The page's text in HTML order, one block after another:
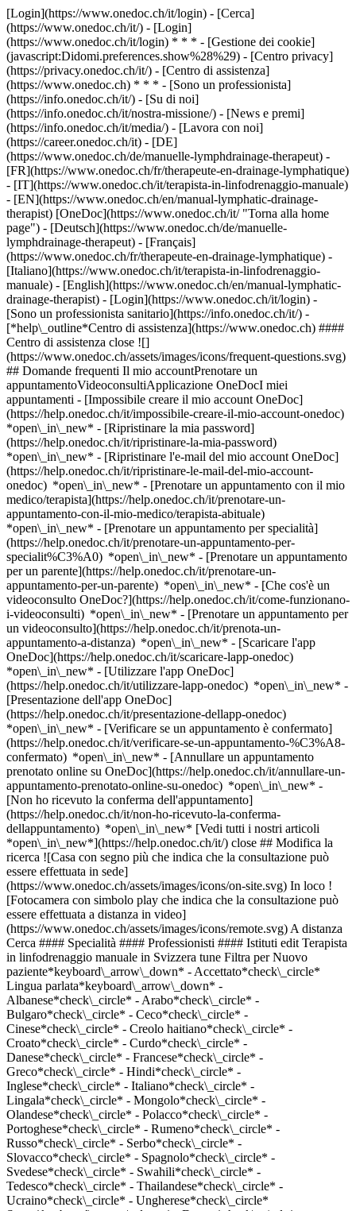
[Login](https://www.onedoc.ch/it/login) - [Cerca]
(https://www.onedoc.ch/it/) - [Login]
(https://www.onedoc.ch/it/login) * * * - [Gestione dei cookie]
(javascript:Didomi.preferences.show%28%29) - [Centro privacy]
(https://privacy.onedoc.ch/it/) - [Centro di assistenza]
(https://www.onedoc.ch) * * * - [Sono un professionista]
(https://info.onedoc.ch/it/) - [Su di noi]
(https://info.onedoc.ch/it/nostra-missione/) - [News e premi]
(https://info.onedoc.ch/it/media/) - [Lavora con noi]
(https://career.onedoc.ch/it) - [DE]
(https://www.onedoc.ch/de/manuelle-lymphdrainage-therapeut) -
[FR](https://www.onedoc.ch/fr/therapeute-en-drainage-lymphatique)
- [IT](https://www.onedoc.ch/it/terapista-in-linfodrenaggio-manuale)
- [EN](https://www.onedoc.ch/en/manual-lymphatic-drainage-
therapist) [OneDoc](https://www.onedoc.ch/it/ "Torna alla home
page") - [Deutsch](https://www.onedoc.ch/de/manuelle-
lymphdrainage-therapeut) - [Français]
(https://www.onedoc.ch/fr/therapeute-en-drainage-lymphatique) -
[Italiano](https://www.onedoc.ch/it/terapista-in-linfodrenaggio-
manuale) - [English](https://www.onedoc.ch/en/manual-lymphatic-
drainage-therapist) - [Login](https://www.onedoc.ch/it/login) -
[Sono un professionista sanitario](https://info.onedoc.ch/it/) -
[*help\_outline*Centro di assistenza](https://www.onedoc.ch) ####
Centro di assistenza close ![]
(https://www.onedoc.ch/assets/images/icons/frequent-questions.svg)
## Domande frequenti Il mio accountPrenotare un
appuntamentoVideoconsultiApplicazione OneDocI miei
appuntamenti - [Impossibile creare il mio account OneDoc]
(https://help.onedoc.ch/it/impossibile-creare-il-mio-account-onedoc)
*open\_in\_new* - [Ripristinare la mia password]
(https://help.onedoc.ch/it/ripristinare-la-mia-password)
*open\_in\_new* - [Ripristinare l'e-mail del mio account OneDoc]
(https://help.onedoc.ch/it/ripristinare-le-mail-del-mio-account-
onedoc) *open\_in\_new* - [Prenotare un appuntamento con il mio
medico/terapista](https://help.onedoc.ch/it/prenotare-un-
appuntamento-con-il-mio-medico/terapista-abituale)
*open\_in\_new* - [Prenotare un appuntamento per specialità]
(https://help.onedoc.ch/it/prenotare-un-appuntamento-per-
specialit%C3%A0) *open\_in\_new* - [Prenotare un appuntamento
per un parente](https://help.onedoc.ch/it/prenotare-un-
appuntamento-per-un-parente) *open\_in\_new* - [Che cos'è un
videoconsulto OneDoc?](https://help.onedoc.ch/it/come-funzionano-
i-videoconsulti) *open\_in\_new* - [Prenotare un appuntamento per
un videoconsulto](https://help.onedoc.ch/it/prenota-un-
appuntamento-a-distanza) *open\_in\_new* - [Scaricare l'app
OneDoc](https://help.onedoc.ch/it/scaricare-lapp-onedoc)
*open\_in\_new* - [Utilizzare l'app OneDoc]
(https://help.onedoc.ch/it/utilizzare-lapp-onedoc) *open\_in\_new* -
[Presentazione dell'app OneDoc]
(https://help.onedoc.ch/it/presentazione-dellapp-onedoc)
*open\_in\_new* - [Verificare se un appuntamento è confermato](https://help.onedoc.ch/it/verificare-se-un-appuntamento-%C3%A8-confermato) *open\_in\_new* - [Annullare un appuntamento prenotato online su OneDoc](https://help.onedoc.ch/it/annullare-un-appuntamento-prenotato-online-su-onedoc) *open\_in\_new* - [Non ho ricevuto la conferma dell'appuntamento](https://help.onedoc.ch/it/non-ho-ricevuto-la-conferma-dellappuntamento) *open\_in\_new* [Vedi tutti i nostri articoli *open\_in\_new*](https://help.onedoc.ch/it/) close ## Modifica la ricerca ![Casa con segno più che indica che la consultazione può essere effettuata in sede](https://www.onedoc.ch/assets/images/icons/on-site.svg) In loco ![Fotocamera con simbolo play che indica che la consultazione può essere effettuata a distanza in video](https://www.onedoc.ch/assets/images/icons/remote.svg) A distanza Cerca #### Specialità #### Professionisti #### Istituti edit Terapista in linfodrenaggio manuale in Svizzera tune Filtra per Nuovo paziente*keyboard\_arrow\_down* - Accettato*check\_circle* Lingua parlata*keyboard\_arrow\_down* - Albanese*check\_circle* - Arabo*check\_circle* - Bulgaro*check\_circle* - Ceco*check\_circle* - Cinese*check\_circle* - Creolo haitiano*check\_circle* - Croato*check\_circle* - Curdo*check\_circle* - Danese*check\_circle* - Francese*check\_circle* - Greco*check\_circle* - Hindi*check\_circle* - Inglese*check\_circle* - Italiano*check\_circle* - Lingala*check\_circle* - Mongolo*check\_circle* - Olandese*check\_circle* - Polacco*check\_circle* - Portoghese*check\_circle* - Rumeno*check\_circle* - Russo*check\_circle* - Serbo*check\_circle* - Slovacco*check\_circle* - Spagnolo*check\_circle* - Svedese*check\_circle* - Swahili*check\_circle* - Tedesco*check\_circle* - Thailandese*check\_circle* - Ucraino*check\_circle* - Ungherese*check\_circle* Sesso*keyboard\_arrow\_down* - Donna*check\_circle* - Uomo*check\_circle* Rete*keyboard\_arrow\_down* - ASCA*check\_circle* - RME*check\_circle* - Sanacare*check\_circle* - NVS*check\_circle* - Medbase*check\_circle* - APTN*check\_circle* Disponibilità*keyboard\_arrow\_down* - Disponibile oggi*check\_circle* - Entro i prossimi 3 giorni*check\_circle* - Entro i prossimi 7 giorni*check\_circle* - Entro i prossimi 14 giorni*check\_circle* # __Terapista in linfodrenaggio manuale__ in __Svizzera__: prenota il tuo appuntamento online oggi [![Sig. Costel Nechifor, massaggiatore classico a Bussigny](https://assets.onedoc.ch/images/users/a2af41a571fb42ab8a7f9abd51a6dbb9104ed11f90ff1553689a67e24139c8a0-small.png "Sig. Costel Nechifor, massaggiatore classico a Bussigny")](https://www.onedoc.ch/it/massaggiatore-classico/bussigny/pcsqi/costel-nechifor) ### [Sig. Costel Nechifor](https://www.onedoc.ch/it/massaggiatore-classico/bussigny/pcsqi/costel-nechifor) ![Badge che indica un profilo verificato](https://www.onedoc.ch/assets/images/icons/checkmark.svg) [Massaggiatore classico](https://www.onedoc.ch/it/massaggiatore-classico/bussigny), [Terapista in linfodrenaggio manuale](https://www.onedoc.ch/it/terapista-in-linfodrenaggio-manuale/bussigny) Cabinet de M. Costel Nechifor Rue de Lausanne 12 1030 Bussigny ![Sig. Costel Nechifor è affiliato alla rete ASCA](https://assets.onedoc.ch/images/networks/logos/496d325fd4282f2f0a46197dd629fd16fcd2d324839e441a2a65aaa74df08a15-small.png)![Sig. Costel Nechifor è affiliato alla rete RME](https://assets.onedoc.ch/images/networks/logos/a202aabd14cdddb5ff03205af2481fb805645ff903773c55a6c572d22f23762e-small.png) ![Icona paziente con segno più che indica che il professionista accetta nuovi pazienti](https://www.onedoc.ch/assets/images/icons/new-patients.svg)Accetta nuovi pazienti [Prenota un appuntamento](https://www.onedoc.ch/it/massaggiatore-classico/bussigny/pcsqi/costel-nechifor) *chevron\_left* mar 04 ago *chevron\_right* Vedi più appuntamenti *error\_outline* Si è verificato un errore durante il caricamento della disponibilità [Riprova](https://www.onedoc.ch) [![Sig.ra Natalia Goumaz, massaggiatrice classica a Ollon](https://assets.onedoc.ch/images/users/5968d06e71802bb10a7486fea4382b70607bd553b415f91b56f10be1eaa68eea-small.jpg "Sig.ra Natalia Goumaz, massaggiatrice classica a Ollon")](https://www.onedoc.ch/it/massaggiatrice-classica/ollon/pctu9/natalia-goumaz) ### [Sig.ra Natalia Goumaz](https://www.onedoc.ch/it/massaggiatrice-classica/ollon/pctu9/natalia-goumaz) ![Badge che indica un profilo verificato](https://www.onedoc.ch/assets/images/icons/checkmark.svg) [Massaggiatrice classica](https://www.onedoc.ch/it/massaggiatore-classico/ollon?state=VD), [Terapista in linfodrenaggio manuale](https://www.onedoc.ch/it/terapista-in-linfodrenaggio-manuale/ollon?state=VD) Escale Massage Bien-Être Rue Demesse 9 1867 Ollon VD ![Sig.ra Natalia Goumaz è affiliata alla rete ASCA](https://assets.onedoc.ch/images/networks/logos/496d325fd4282f2f0a46197dd629fd16fcd2d324839e441a2a65aaa74df08a15-small.png) ![Icona paziente con segno più che indica che il professionista accetta nuovi pazienti](https://www.onedoc.ch/assets/images/icons/new-patients.svg)Accetta nuovi pazienti [Prenota un appuntamento](https://www.onedoc.ch/it/massaggiatrice-classica/ollon/pctu9/natalia-goumaz) *chevron\_left* mar 04 ago *chevron\_right* Vedi più appuntamenti *error\_outline* Si è verificato un errore durante il caricamento della disponibilità [Riprova](https://www.onedoc.ch) [![Sig. Christian Tropsch, fisioterapista a Zurigo](https://assets.onedoc.ch/images/users/137de49c80c52b9344f282856ef7f85f608b38f805862e1c4b86c4c099feb5fc-small.png "Sig. Christian Tropsch, fisioterapista a Zurigo")](https://www.onedoc.ch/it/fisioterapista/zurigo/pc2oh/christian-tropsch) ### [Sig. Christian Tropsch](https://www.onedoc.ch/it/fisioterapista/zurigo/pc2oh/christian-tropsch) ![Badge che indica un profilo verificato](https://www.onedoc.ch/assets/images/icons/checkmark.svg) [Fisioterapista](https://www.onedoc.ch/it/fisioterapista/zurigo), [Terapista in linfodrenaggio manuale](https://www.onedoc.ch/it/terapista-in-linfodrenaggio-manuale/zurigo) [Domizilbehandlungen Physiotherapie Lipa / Die ersten drei Behandlungen sind gratis](https://www.onedoc.ch/it/studio-fisioterapico/zurigo/ebes3/domizilbehandlungen-physiotherapie-lipa-die-ersten-drei-behandlungen-sind-gratis) Domizilbehandlungen 8000 Zurigo ![Icona paziente con segno più che indica che il professionista accetta nuovi pazienti](https://www.onedoc.ch/assets/images/icons/new-patients.svg)Accetta nuovi pazienti [Prenota un appuntamento](https://www.onedoc.ch/it/fisioterapista/zurigo/pc2oh/christian-tropsch) Competenze:[Fisioterapia per le malattie neurologiche](https://www.onedoc.ch/it/fisioterapia-per-le-malattie-neurologiche/zurigo), [Terapia manuale](https://www.onedoc.ch/it/terapia-manuale/zurigo), [Fisioterapia uro-ginecologica](https://www.onedoc.ch/it/fisioterapia-uro-ginecologica/zurigo), [Fisioterapia durante la gravidanza](https://www.onedoc.ch/it/fisioterapia-durante-la-gravidanza/zurigo)Vedi di più *chevron\_left* mar 04 ago *chevron\_right* Vedi più appuntamenti *error\_outline* Si è verificato un errore durante il caricamento della disponibilità [Riprova](https://www.onedoc.ch) Competenze:[Fisioterapia per le malattie neurologiche](https://www.onedoc.ch/it/fisioterapia-per-le-malattie-neurologiche/zurigo), [Terapia manuale](https://www.onedoc.ch/it/terapia-manuale/zurigo), [Fisioterapia uro-ginecologica](https://www.onedoc.ch/it/fisioterapia-uro-ginecologica/zurigo), [Fisioterapia durante la gravidanza](https://www.onedoc.ch/it/fisioterapia-durante-la-gravidanza/zurigo)Vedi di più [![Sig. Matthieu Stüssi, fisioterapista a Vevey](https://assets.onedoc.ch/images/users/2f43784e79554daa588c479cc0470dfcd5f2c9e318f08885c7b7d670ee252755-small.jpg "Sig. Matthieu Stüssi, fisioterapista a Vevey")](https://www.onedoc.ch/it/fisioterapista/vevey/pc4u0/matthieu-stussi) ### [Sig. Matthieu Stüssi](https://www.onedoc.ch/it/fisioterapista/vevey/pc4u0/matthieu-stussi) ![Badge che indica un profilo verificato](https://www.onedoc.ch/assets/images/icons/checkmark.svg) [Fisioterapista](https://www.onedoc.ch/it/fisioterapista/vevey), [Terapista in linfodrenaggio manuale](https://www.onedoc.ch/it/terapista-in-linfodrenaggio-manuale/vevey) Physiothérapie à domicile - Adaptiv Physio Physiothérapie à domicile 1800 Vevey ![Icona paziente con segno più che indica che il professionista accetta nuovi pazienti](https://www.onedoc.ch/assets/images/icons/new-patients.svg)Accetta nuovi pazienti [Prenota un appuntamento](https://www.onedoc.ch/it/fisioterapista/vevey/pc4u0/matthieu-stussi) Competenze:[Fisioterapia a domicilio](https://www.onedoc.ch/it/fisioterapia-a-domicilio/vevey), [Riabilitazione muscolo-scheletrica](https://www.onedoc.ch/it/riabilitazione-muscolo-scheletrica/vevey), [Fisioterapia respiratoria](https://www.onedoc.ch/it/fisioterapia-respiratoria/vevey), [Fisioterapia per le malattie neurologiche](https://www.onedoc.ch/it/fisioterapia-per-le-malattie-neurologiche/vevey), [Allenamento dell'equilibrio](https://www.onedoc.ch/it/allenamento-dell-equilibrio/vevey), [Terapia manuale](https://www.onedoc.ch/it/terapia-manuale/vevey), [Distorsione](https://www.onedoc.ch/it/distorsione/vevey), [Ernia discale](https://www.onedoc.ch/it/ernia-discale/vevey), [Monitoraggio dello sportivo](https://www.onedoc.ch/it/monitoraggio-dello-sportivo/vevey)Vedi di più Competenze:[Fisioterapia a domicilio](https://www.onedoc.ch/it/fisioterapia-a-domicilio/vevey), [Riabilitazione muscolo-scheletrica](https://www.onedoc.ch/it/riabilitazione-muscolo-scheletrica/vevey), [Fisioterapia respiratoria](https://www.onedoc.ch/it/fisioterapia-respiratoria/vevey), [Fisioterapia per le malattie neurologiche](https://www.onedoc.ch/it/fisioterapia-per-le-malattie-neurologiche/vevey), [Allenamento dell'equilibrio](https://www.onedoc.ch/it/allenamento-dell-equilibrio/vevey), [Terapia manuale](https://www.onedoc.ch/it/terapia-manuale/vevey), [Dis